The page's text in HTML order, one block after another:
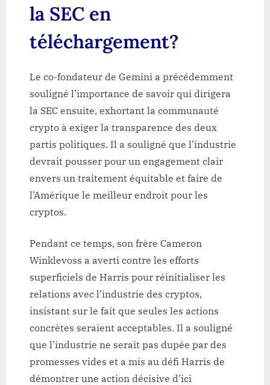
la SEC en
téléchargement?
Le co-fondateur de Gemini a précédemment
souligné l’importance de savoir qui dirigera
la SEC ensuite, exhortant la communauté
crypto à exiger la transparence des deux
partis politiques. Il a souligné que l’industrie
devrait pousser pour un engagement clair
envers un traitement équitable et faire de
l’Amérique le meilleur endroit pour les
cryptos.
Pendant ce temps, son frère Cameron
Winklevoss a averti contre les efforts
superficiels de Harris pour réinitialiser les
relations avec l’industrie des cryptos,
insistant sur le fait que seules les actions
concrètes seraient acceptables. Il a souligné
que l’industrie ne serait pas dupée par des
promesses vides et a mis au défi Harris de
démontrer une action décisive d’ici